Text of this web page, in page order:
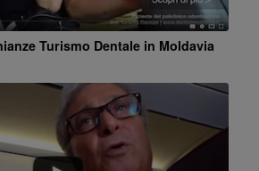
Turismo Dentale in Moldavia